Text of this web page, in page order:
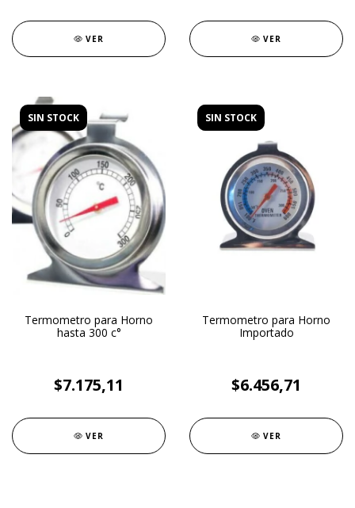
VER VER
SIN STOCK
Termometro para Horno
hasta 300 c°
$7.175,11
VER
SIN STOCK
Termometro para Horno
Importado
$6.456,71
VER